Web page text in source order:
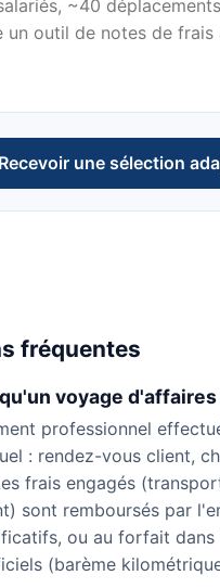
Recevoir une sélection
fréquentes
voyage d'affaires
professionnel
: rendez-vous client,
frais engagés
sont remboursés par
ou au forfait dans
(barème